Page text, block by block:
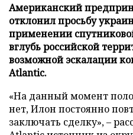
Американский
отклонил просьбу
применении
вглубь российской
возможной эскалации
Atlantic.
«На данный момент
нет, Илон постоянно
заключать сделку», –